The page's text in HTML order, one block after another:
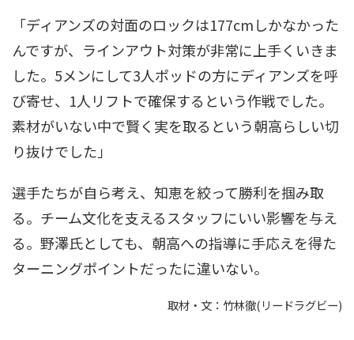
「ディアンズの対面のロックは177cmしかなかった
んですが、ラインアウト対策が非常に上手くいきま
した。5メンにして3人ポッドの方にディアンズを呼
び寄せ、1人リフトで確保するという作戦でした。
素材がいない中で賢く実を取るという朝高らしい切
り抜けでした」
選手たちが自ら考え、知恵を絞って勝利を掴み取
る。チーム文化を支えるスタッフにいい影響を与え
る。野澤氏としても、朝高への指導に手応えを得た
ターニングポイントだったに違いない。
取材・文：竹林徹(リードラグビー)